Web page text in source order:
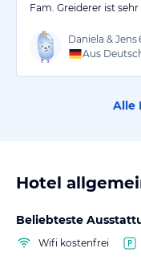
Fam. Greiderer ist sehr
Daniela & Jens
Aus
Alle
Hotel
Beliebteste
Wifi kostenfrei